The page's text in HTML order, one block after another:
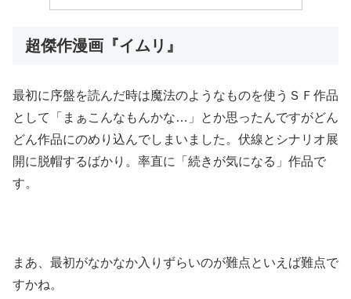
超傑作漫画『イムリ』
最初に序盤を読んだ時は魔法のようなものを使うＳＦ作品
として「まぁこんなもんかな…」とか思ったんですがどん
どん作品にのめり込んでしまいました。伏線とシナリオ展
開に脱帽するばかり。率直に「続きが気になる」作品で
す。
まあ、最初がなかなか入りずらいのが難点といえば難点で
すかね。